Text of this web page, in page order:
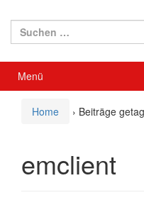
Suchen
nach:
Menü
Home › Beiträge
emclient